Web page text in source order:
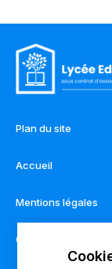
Plan du site
Accueil
Mentions légales
Contact